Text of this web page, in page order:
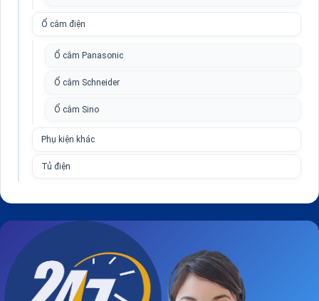
Ổ cắm điện
Ổ cắm Panasonic
Ổ cắm Schneider
Ổ cắm Sino
Phụ kiện khác
Tủ điện